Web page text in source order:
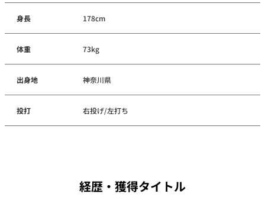
身長 178cm
体重 73kg
出身地 神奈川県
投打 右投げ/左打ち
経歴・獲得タイトル